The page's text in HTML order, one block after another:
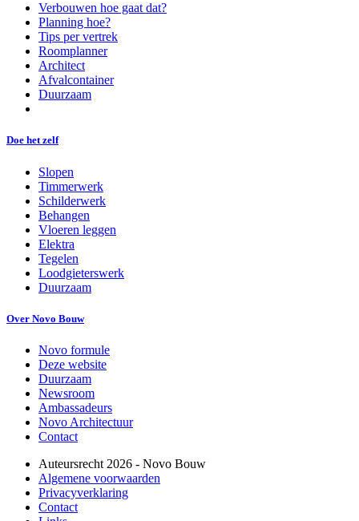
Verbouwen hoe gaat dat?
Planning hoe?
Tips per vertrek
Roomplanner
Architect
Afvalcontainer
Duurzaam
Doe het zelf
Slopen
Timmerwerk
Schilderwerk
Behangen
Vloeren leggen
Elektra
Tegelen
Loodgieterswerk
Duurzaam
Over Novo Bouw
Novo formule
Deze website
Duurzaam
Newsroom
Ambassadeurs
Novo Architectuur
Contact
Auteursrecht 2026 - Novo Bouw
Algemene voorwaarden
Privacyverklaring
Contact